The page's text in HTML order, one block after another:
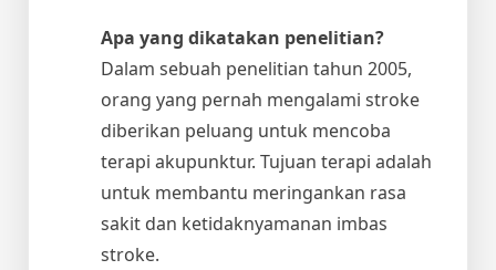
Apa yang dikatakan penelitian?
Dalam sebuah penelitian tahun 2005,
orang yang pernah mengalami stroke
diberikan peluang untuk mencoba
terapi akupunktur. Tujuan terapi adalah
untuk membantu meringankan rasa
sakit dan ketidaknyamanan imbas
stroke.